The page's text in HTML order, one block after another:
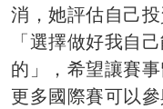
消，她評估自己
「選擇做好我自
的」，希望讓賽
更多國際賽可以參